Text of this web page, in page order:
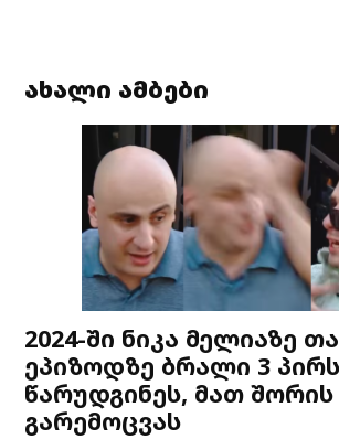
ახალი ამბები
2024-ში ნიკა მელიაზე
ეპიზოდზე ბრალი 3 პირს
წარუდგინეს, მათ შორის
გარემოცვას